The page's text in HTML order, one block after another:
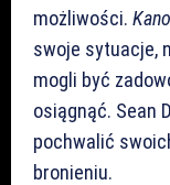
możliwości.
swoje sytuacje,
mogli być
osiągnąć. Sean
pochwalić
bronieniu.